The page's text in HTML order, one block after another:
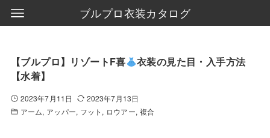
ブルプロ衣装カタログ
【ブルプロ】リゾートF喜
衣装の見た目・入手方法
【水着】
2023年7月11日
2023年7月13日
アーム アッパー フット ロウアー 複合